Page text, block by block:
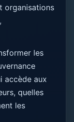
organisations
les
accède aux
quelles
les